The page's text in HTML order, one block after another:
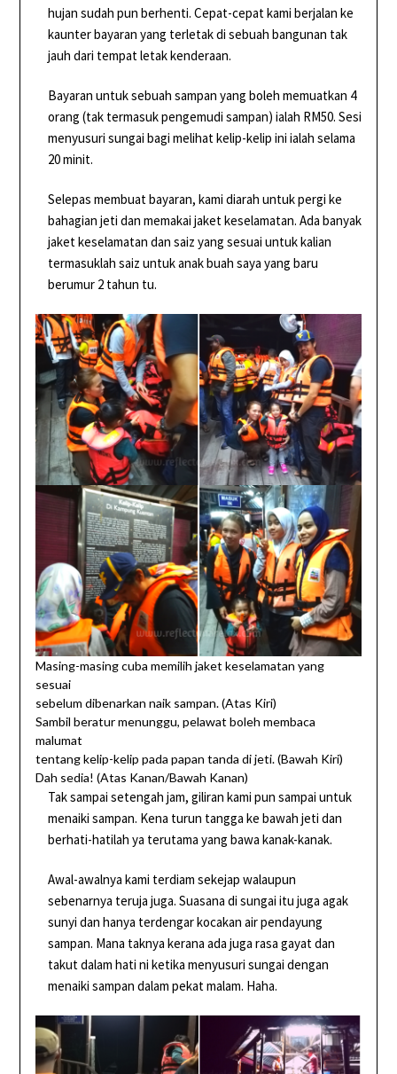
hujan sudah pun berhenti. Cepat-cepat kami berjalan ke
kaunter bayaran yang terletak di sebuah bangunan tak
jauh dari tempat letak kenderaan.
Bayaran untuk sebuah sampan yang boleh memuatkan 4
orang (tak termasuk pengemudi sampan) ialah RM50. Sesi
menyusuri sungai bagi melihat kelip-kelip ini ialah selama
20 minit.
Selepas membuat bayaran, kami diarah untuk pergi ke
bahagian jeti dan memakai jaket keselamatan. Ada banyak
jaket keselamatan dan saiz yang sesuai untuk kalian
termasuklah saiz untuk anak buah saya yang baru
berumur 2 tahun tu.
Masing-masing cuba memilih jaket keselamatan yang
sesuai
sebelum dibenarkan naik sampan. (Atas Kiri)
Sambil beratur menunggu, pelawat boleh membaca
malumat
tentang kelip-kelip pada papan tanda di jeti. (Bawah Kiri)
Dah sedia! (Atas Kanan/Bawah Kanan)
Tak sampai setengah jam, giliran kami pun sampai untuk
menaiki sampan. Kena turun tangga ke bawah jeti dan
berhati-hatilah ya terutama yang bawa kanak-kanak.
Awal-awalnya kami terdiam sekejap walaupun
sebenarnya teruja juga. Suasana di sungai itu juga agak
sunyi dan hanya terdengar kocakan air pendayung
sampan. Mana taknya kerana ada juga rasa gayat dan
takut dalam hati ni ketika menyusuri sungai dengan
menaiki sampan dalam pekat malam. Haha.